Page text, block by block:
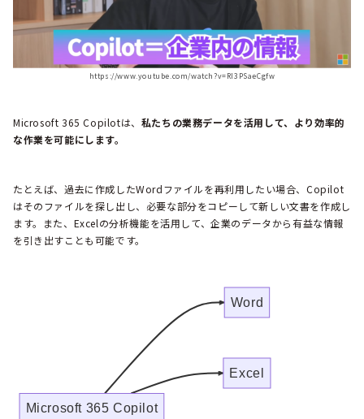
https://www.youtube.com/watch?v=RI3PSaeCgfw
Microsoft 365 Copilotは、 私たちの業務データを活用して、より効率的
な作業を可能にします。
たとえば、過去に作成したWordファイルを再利用したい場合、Copilot
はそのファイルを探し出し、必要な部分をコピーして新しい文書を作成し
ます。また、Excelの分析機能を活用して、企業のデータから有益な情報
を引き出すことも可能です。
Microsoft 365 Copilot
Word
Excel